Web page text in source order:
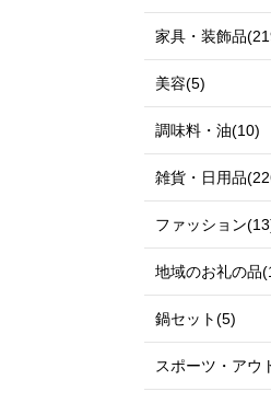
家具・装飾品
美容(5)
調味料・油(10)
雑貨・日用品
ファッション
地域のお礼の品
鍋セット(5)
スポーツ・アウ